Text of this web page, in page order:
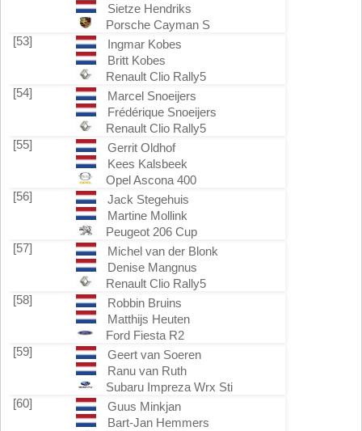
Sietze Hendriks
Porsche Cayman S
[53]
Ingmar Kobes
Britt Kobes
Renault Clio Rally5
[54]
Marcel Snoeijers
Frédérique Snoeijers
Renault Clio Rally5
[55]
Gerrit Oldhof
Kees Kalsbeek
Opel Ascona 400
[56]
Jack Stegehuis
Martine Mollink
Peugeot 206 Cup
[57]
Michel van der Blonk
Denise Mangnus
Renault Clio Rally5
[58]
Robbin Bruins
Matthijs Heuten
Ford Fiesta R2
[59]
Geert van Soeren
Ranu van Ruth
Subaru Impreza Wrx Sti
[60]
Guus Minkjan
Bart-Jan Hemmers